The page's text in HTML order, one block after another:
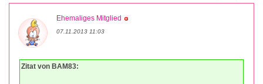
Ehemaliges Mitglied
07.11.2013 11:03
Zitat von BAM83: